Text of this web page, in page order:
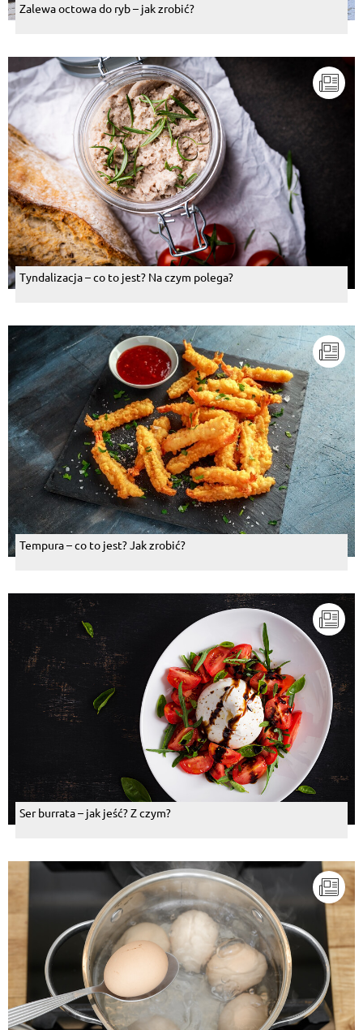
Zalewa octowa do ryb – jak zrobić?
Tyndalizacja – co to jest? Na czym polega?
Tempura – co to jest? Jak zrobić?
Ser burrata – jak jeść? Z czym?